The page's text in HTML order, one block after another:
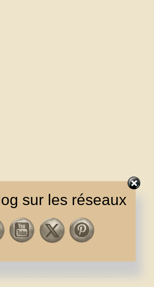
BOYD A 81 ANS AUJOURD’HUI→
sur les réseaux